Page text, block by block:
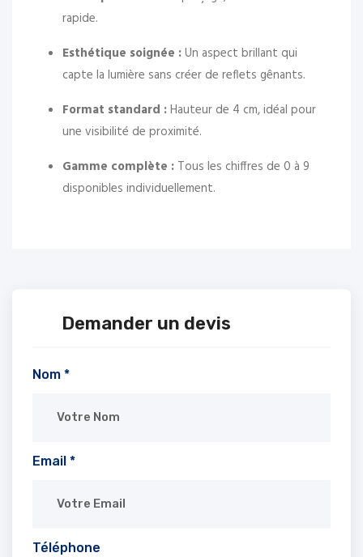
rapide.
Esthétique soignée :Un aspect brillant qui
capte la lumière sans créer de reflets gênants.
Format standard :Hauteur de 4 cm, idéal pour
une visibilité de proximité.
Gamme complète : Tous les chiffres de 0 à 9
disponibles individuellement.
Demander un devis
Nom *
Email *
Téléphone